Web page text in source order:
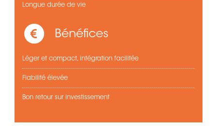
Longue durée de vie
Bénéfices
Léger et compact, intégration facilitée
Fiabilité élevée
Bon retour sur investissement